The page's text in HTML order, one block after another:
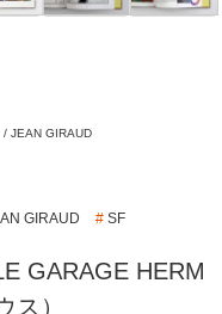
/ JEAN GIRAUD
GIRAUD # SF
GARAGE HERM
ス）